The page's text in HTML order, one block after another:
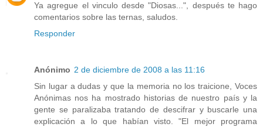
Ya agregue el vinculo desde "Diosas...", después te hago
comentarios sobre las ternas, saludos.
Responder
Anónimo 2 de diciembre de 2008 a las 11:16
Sin lugar a dudas y que la memoria no los traicione, Voces
Anónimas nos ha mostrado historias de nuestro país y la
gente se paralizaba tratando de descifrar y buscarle una
explicación a lo que habían visto. "El mejor programa